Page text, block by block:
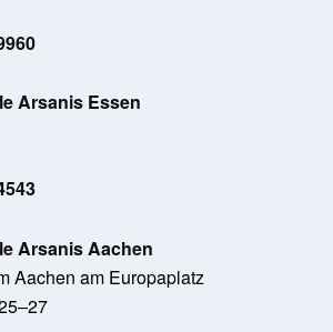
Arsanis Essen
Arsanis Aachen
Aachen am Europaplatz